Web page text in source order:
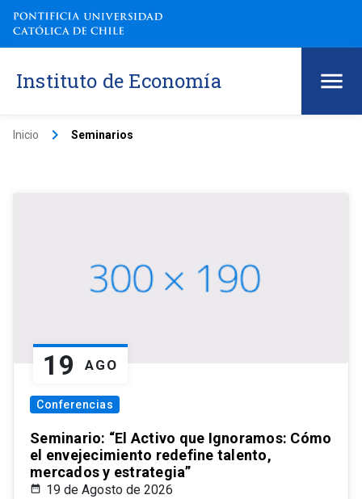
Instituto de Economía
Inicio keyboard_arrow_right Seminarios
19 AGO
Conferencias
Seminario: “El Activo que Ignoramos: Cómo
el envejecimiento redefine talento,
mercados y estrategia”
19 de Agosto de 2026